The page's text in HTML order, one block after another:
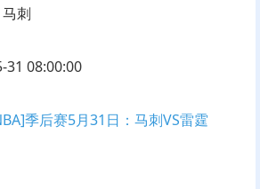
刺
31 08:00:00
季后赛5月31日：马刺VS雷霆